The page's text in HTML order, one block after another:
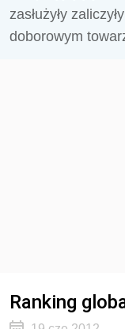
zasłużyły
doborowym
Ranking